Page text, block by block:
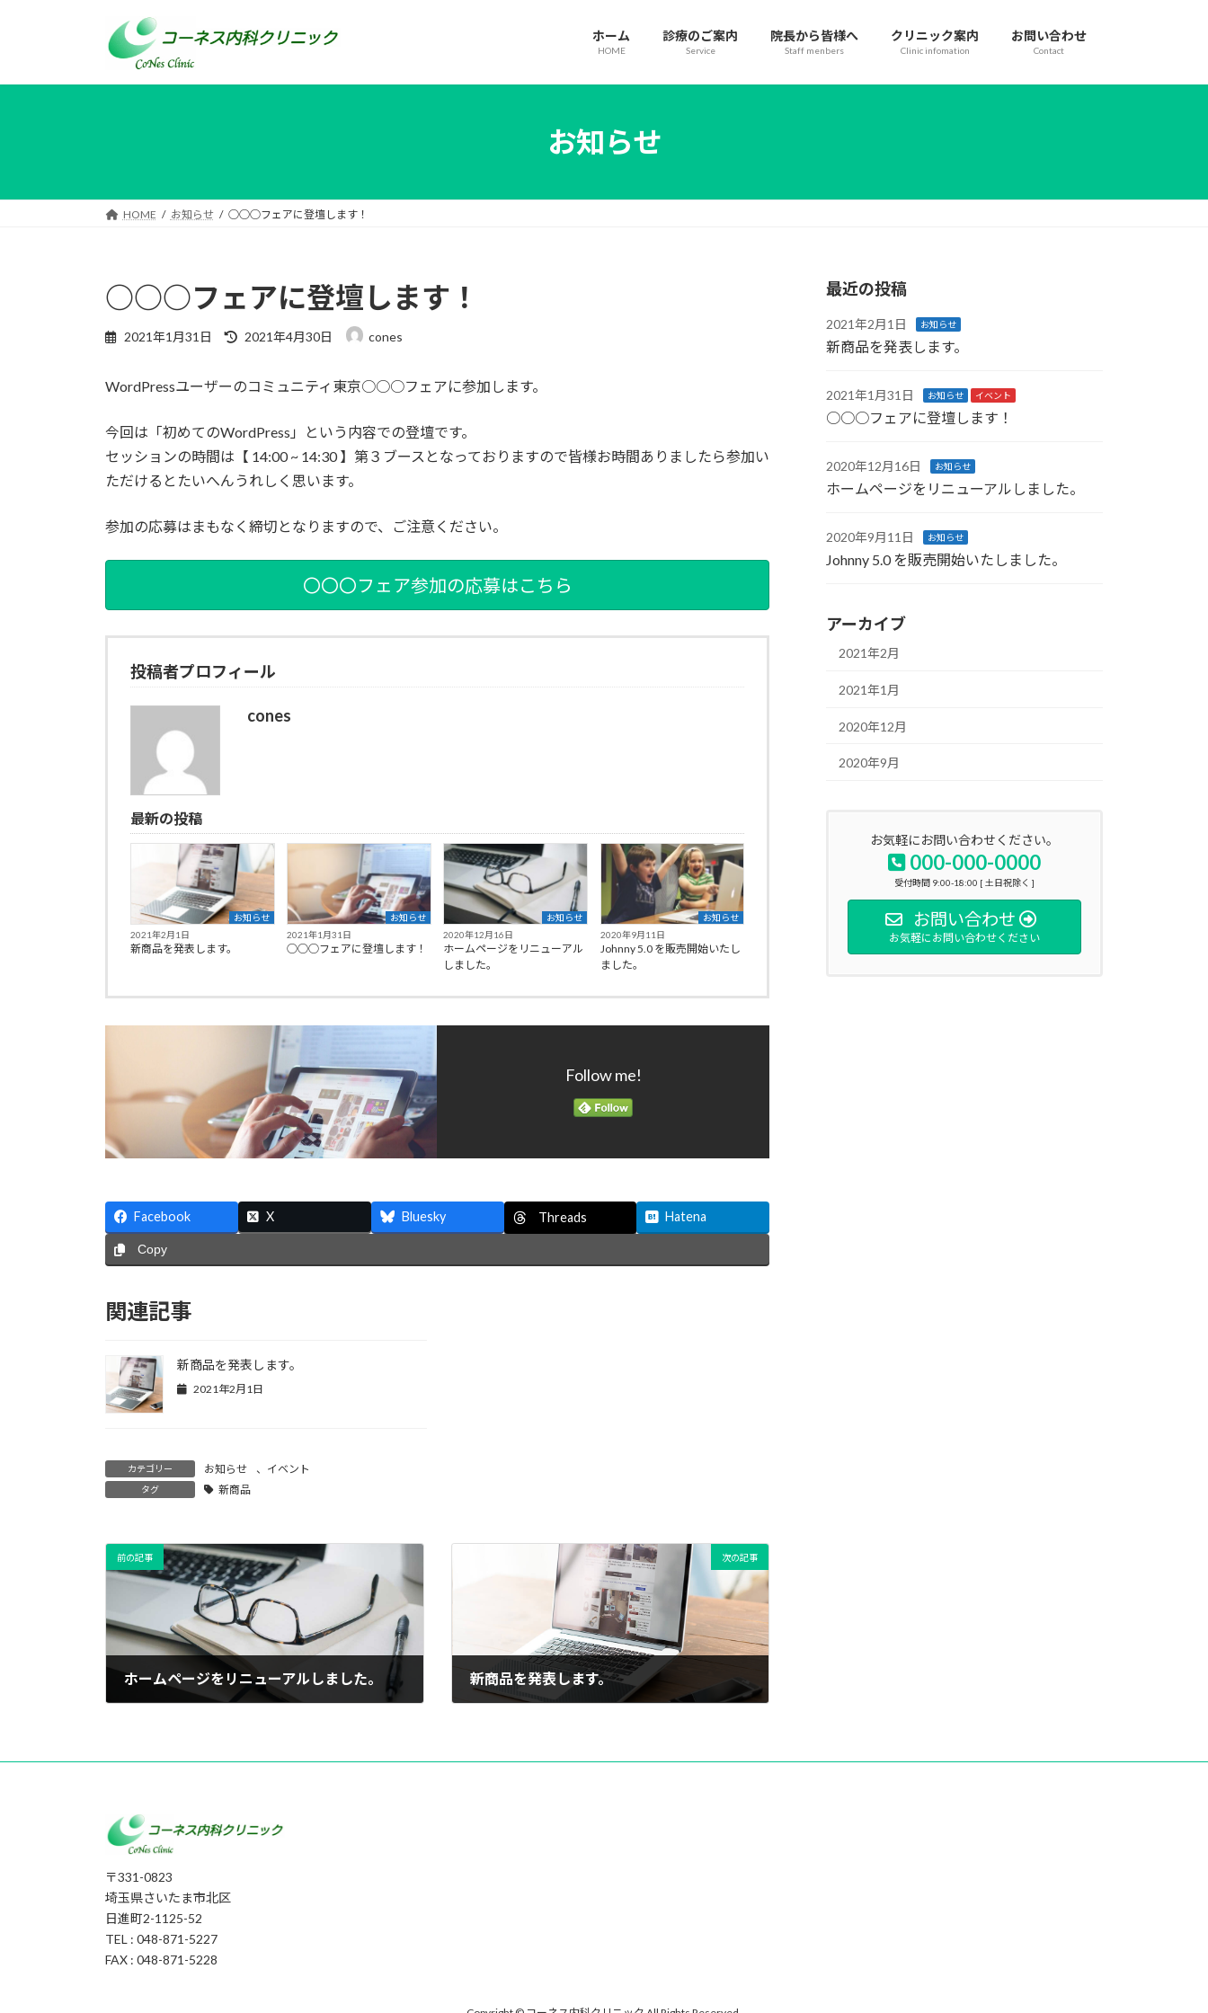
プ
動
ホーム
HOME
診療のご案内
Service
院長から皆様へ
Staff menbers
クリニック案内
Clinic infomation
お問い合わせ
Contact
お知らせ
HOME お知らせ ○○○フェアに登壇します！
○○○フェアに登壇します！
2021年1月31日
最
新
:
2021年4月30日 cones
WordPressユーザーのコミュニティ東京○○○フェアに参加します。
今回は「初めてのWordPress」という内容での登壇です。
セッションの時間は【 14:00 ~ 14:30 】第３ブースとなっておりますので皆様お時間ありましたら参加い
ただけるとたいへんうれしく思います。
参加の応募はまもなく締切となりますので、ご注意ください。
〇〇〇フェア参加の応募はこちら
投稿者プロフィール
cones
最新の投稿
お知らせ
2021年2月1日
新商品を発表します。
お知らせ
2021年1月31日
○○○フェアに登壇します！
お知らせ
2020年12月16日
ホームページをリニューアル
しました。
お知らせ
2020年9月11日
Johnny 5.0 を販売開始いたし
ました。
Follow me!
Facebook X Bluesky Threads Hatena
Copy
関連記事
新商品を発表します。
2021年2月1日
カテゴリー お知らせ 、 イベント
タグ 新商品
前の記事
ホームページをリニューアルしました。
次の記事
新商品を発表します。
最近の投稿
2021年2月1日 お知らせ
新商品を発表します。
2021年1月31日 お知らせ イベント
○○○フェアに登壇します！
2020年12月16日 お知らせ
ホームページをリニューアルしました。
2020年9月11日 お知らせ
Johnny 5.0 を販売開始いたしました。
アーカイブ
2021年2月
2021年1月
2020年12月
2020年9月
お気軽にお問い合わせください。
000-000-0000
受付時間 9:00-18:00 [ 土日祝除く ]
お問い合わせ
お気軽にお問い合わせください
〒331-0823
埼玉県さいたま市北区
日進町2-1125-52
TEL : 048-871-5227
FAX : 048-871-5228